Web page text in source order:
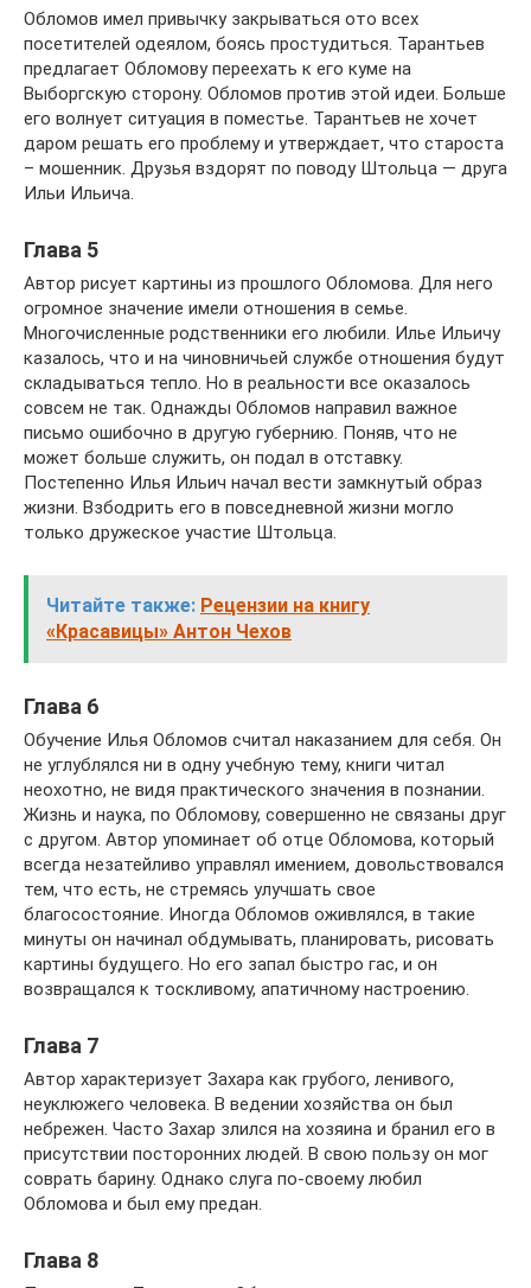
Обломов имел привычку закрываться ото всех
посетителей одеялом, боясь простудиться. Тарантьев
предлагает Обломову переехать к его куме на
Выборгскую сторону. Обломов против этой идеи. Больше
его волнует ситуация в поместье. Тарантьев не хочет
даром решать его проблему и утверждает, что староста
– мошенник. Друзья вздорят по поводу Штольца — друга
Ильи Ильича.
Глава 5
Автор рисует картины из прошлого Обломова. Для него
огромное значение имели отношения в семье.
Многочисленные родственники его любили. Илье Ильичу
казалось, что и на чиновничьей службе отношения будут
складываться тепло. Но в реальности все оказалось
совсем не так. Однажды Обломов направил важное
письмо ошибочно в другую губернию. Поняв, что не
может больше служить, он подал в отставку.
Постепенно Илья Ильич начал вести замкнутый образ
жизни. Взбодрить его в повседневной жизни могло
только дружеское участие Штольца.
Читайте также: Рецензии на книгу
«Красавицы» Антон Чехов
Глава 6
Обучение Илья Обломов считал наказанием для себя. Он
не углублялся ни в одну учебную тему, книги читал
неохотно, не видя практического значения в познании.
Жизнь и наука, по Обломову, совершенно не связаны друг
с другом. Автор упоминает об отце Обломова, который
всегда незатейливо управлял имением, довольствовался
тем, что есть, не стремясь улучшать свое
благосостояние. Иногда Обломов оживлялся, в такие
минуты он начинал обдумывать, планировать, рисовать
картины будущего. Но его запал быстро гас, и он
возвращался к тоскливому, апатичному настроению.
Глава 7
Автор характеризует Захара как грубого, ленивого,
неуклюжего человека. В ведении хозяйства он был
небрежен. Часто Захар злился на хозяина и бранил его в
присутствии посторонних людей. В свою пользу он мог
соврать барину. Однако слуга по-своему любил
Обломова и был ему предан.
Глава 8